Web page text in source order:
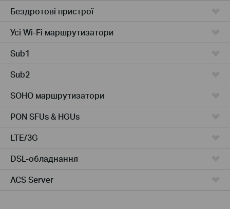
Бездротові пристрої
Усі Wi-Fi маршрутизатори
Sub1
Sub2
SOHO маршрутизатори
PON SFUs & HGUs
LTE/3G
DSL-обладнання
ACS Server